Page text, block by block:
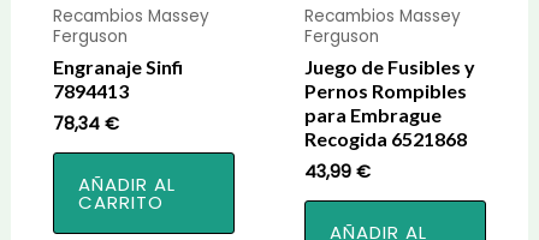
Recambios Massey
Ferguson
Engranaje Sinfi
7894413
78,34 €
AÑADIR AL
CARRITO
Recambios Massey
Ferguson
Juego de Fusibles y
Pernos Rompibles
para Embrague
Recogida 6521868
43,99€
AÑADIR AL